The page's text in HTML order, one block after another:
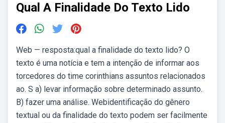
Qual A Finalidade Do Texto Lido
Web — resposta:qual a finalidade do texto lido? O
texto é uma notícia e tem a intenção de informar aos
torcedores do time corinthians assuntos relacionados
ao. S a) levar informação sobre determinado assunto.
B) fazer uma análise. Webidentificação do gênero
textual ou da finalidade do texto podem ser facilmente